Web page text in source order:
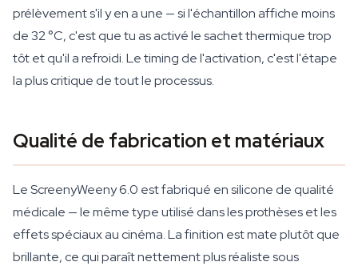
prélèvement s'il y en a une — si l'échantillon affiche moins
de 32 °C, c'est que tu as activé le sachet thermique trop
tôt et qu'il a refroidi. Le timing de l'activation, c'est l'étape
la plus critique de tout le processus.
Qualité de fabrication et matériaux
Le ScreenyWeeny 6.0 est fabriqué en silicone de qualité
médicale — le même type utilisé dans les prothèses et les
effets spéciaux au cinéma. La finition est mate plutôt que
brillante, ce qui paraît nettement plus réaliste sous